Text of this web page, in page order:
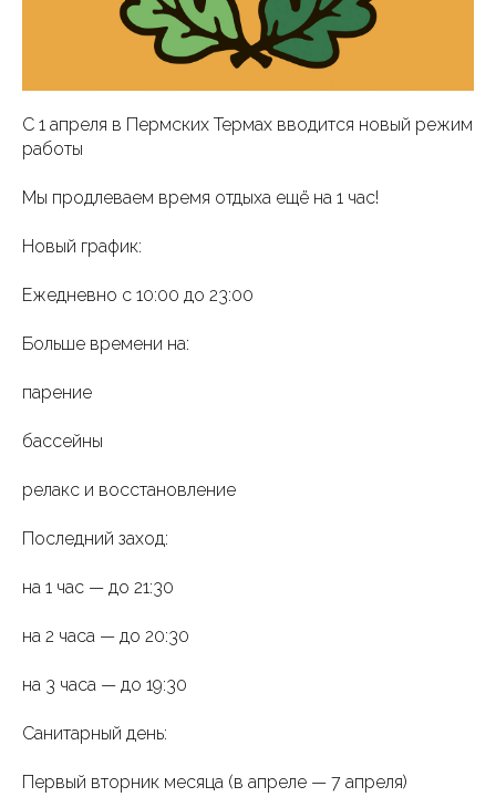
С 1 апреля в Пермских Термах вводится новый режим
работы
Мы продлеваем время отдыха ещё на 1 час!
Новый график:
Ежедневно с 10:00 до 23:00
Больше времени на:
парение
бассейны
релакс и восстановление
Последний заход:
на 1 час — до 21:30
на 2 часа — до 20:30
на 3 часа — до 19:30
Санитарный день:
Первый вторник месяца (в апреле — 7 апреля)